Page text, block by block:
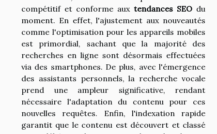
compétitif et conforme aux tendances SEO du
moment. En effet, l'ajustement aux nouveautés
comme l'optimisation pour les appareils mobiles
est primordial, sachant que la majorité des
recherches en ligne sont désormais effectuées
via des smartphones. De plus, avec l'émergence
des assistants personnels, la recherche vocale
prend une ampleur significative, rendant
nécessaire l'adaptation du contenu pour ces
nouvelles requêtes. Enfin, l'indexation rapide
garantit que le contenu est découvert et classé